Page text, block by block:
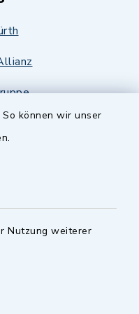
können wir unser
Nutzung weiterer